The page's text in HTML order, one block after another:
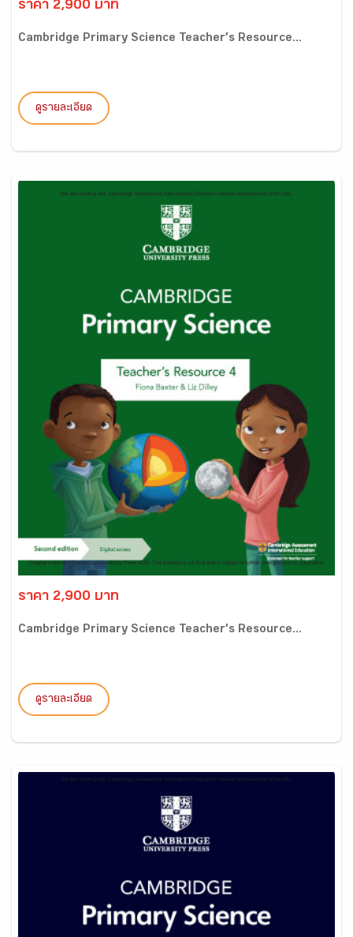
ราคา 2,900 บาท
Cambridge Primary Science Teacher’s Resource...
ดูรายละเอียด
ราคา 2,900 บาท
Cambridge Primary Science Teacher’s Resource...
ดูรายละเอียด